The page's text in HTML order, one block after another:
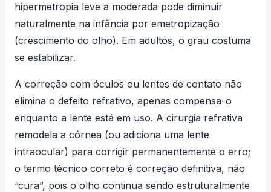
hipermetropia leve a moderada pode diminuir
naturalmente na infância por emetropização
(crescimento do olho). Em adultos, o grau costuma
se estabilizar.
A correção com óculos ou lentes de contato não
elimina o defeito refrativo, apenas compensa-o
enquanto a lente está em uso. A cirurgia refrativa
remodela a córnea (ou adiciona uma lente
intraocular) para corrigir permanentemente o erro;
o termo técnico correto é correção definitiva, não
“cura”, pois o olho continua sendo estruturalmente